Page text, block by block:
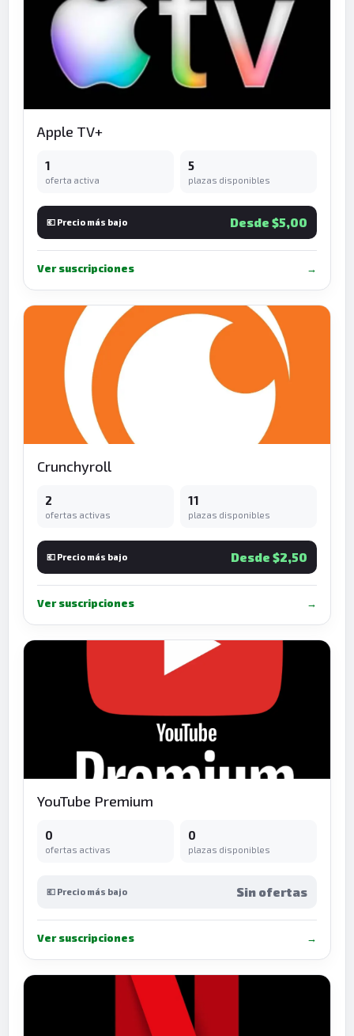
Apple TV+
1
oferta activa
5
plazas disponibles
💶 Precio más bajo Desde $5,00
Ver suscripciones →
Crunchyroll
2
ofertas activas
11
plazas disponibles
💶 Precio más bajo Desde $2,50
Ver suscripciones →
YouTube Premium
0
ofertas activas
0
plazas disponibles
💶 Precio más bajo Sin ofertas
Ver suscripciones →